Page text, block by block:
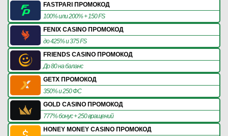
FASTPARI ПРОМОКОД
100% или 200% + 150 FS
FENIX CASINO ПРОМОКОД
до 425% и 375 FS
FRIENDS CASINO ПРОМОКОД
До 80 на баланс
GETX ПРОМОКОД
350% и 250 ФС
GOLD CASINO ПРОМОКОД
777% бонус + 250 вращений
HONEY MONEY CASINO ПРОМОКОД